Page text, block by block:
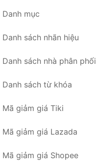
Danh mục
Danh sách nhãn hiệu
Danh sách nhà phân phối
Danh sách từ khóa
Mã giảm giá Tiki
Mã giảm giá Lazada
Mã giảm giá Shopee